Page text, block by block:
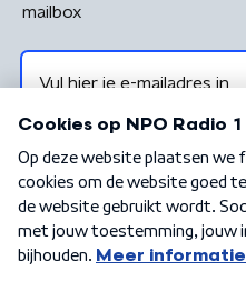
mailbox
Algemene voorwaarden